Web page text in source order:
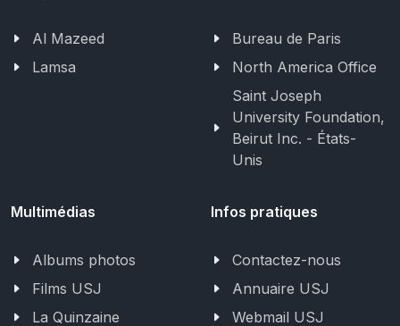
Al Mazeed
Lamsa
Bureau de Paris
North America Office
Saint Joseph
University Foundation,
Beirut Inc. - États-
Unis
Multimédias
Albums photos
Films USJ
La Quinzaine
Infos pratiques
Contactez-nous
Annuaire USJ
Webmail USJ